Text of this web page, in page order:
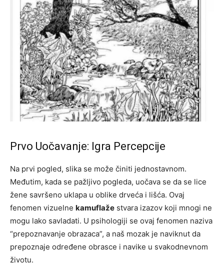
Prvo Uočavanje: Igra Percepcije
Na prvi pogled, slika se može činiti jednostavnom.
Međutim, kada se pažljivo pogleda, uočava se da se lice
žene savršeno uklapa u oblike drveća i lišća. Ovaj
fenomen vizuelne kamuflaže stvara izazov koji mnogi ne
mogu lako savladati. U psihologiji se ovaj fenomen naziva
“prepoznavanje obrazaca”, a naš mozak je naviknut da
prepoznaje određene obrasce i navike u svakodnevnom
životu.